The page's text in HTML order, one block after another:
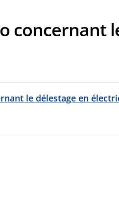
concernant
le délestage en